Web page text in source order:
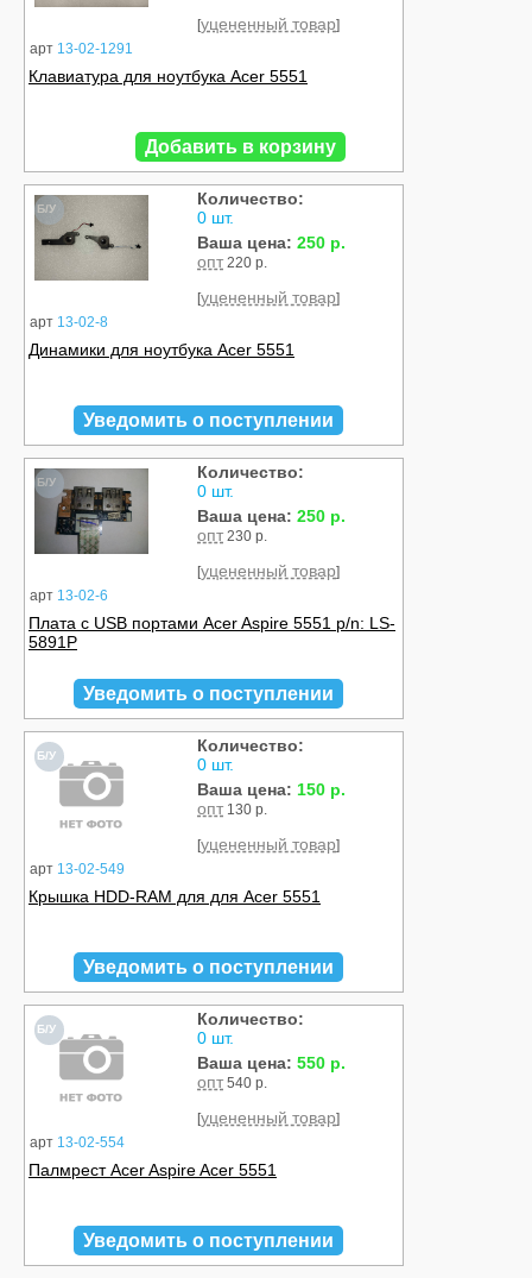
арт 13-02-1291
[уцененный товар]
Клавиатура для ноутбука Acer 5551
Добавить в корзину
Б/У
арт 13-02-8
Количество:
0 шт.
Ваша цена: 250 р.
опт 220 р.
[уцененный товар]
Динамики для ноутбука Acer 5551
Уведомить о поступлении
Б/У
арт 13-02-6
Количество:
0 шт.
Ваша цена: 250 р.
опт 230 р.
[уцененный товар]
Плата с USB портами Acer Aspire 5551 p/n: LS-
5891P
Уведомить о поступлении
Б/У
арт 13-02-549
Количество:
0 шт.
Ваша цена: 150 р.
опт 130 р.
[уцененный товар]
Крышка HDD-RAM для для Acer 5551
Уведомить о поступлении
Б/У
арт 13-02-554
Количество:
0 шт.
Ваша цена: 550 р.
опт 540 р.
[уцененный товар]
Палмрест Acer Aspire Acer 5551
Уведомить о поступлении